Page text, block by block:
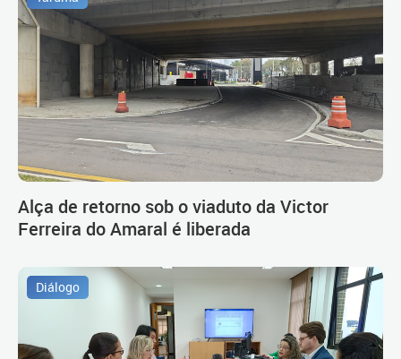
Alça de retorno sob o viaduto da Victor
Ferreira do Amaral é liberada
Diálogo